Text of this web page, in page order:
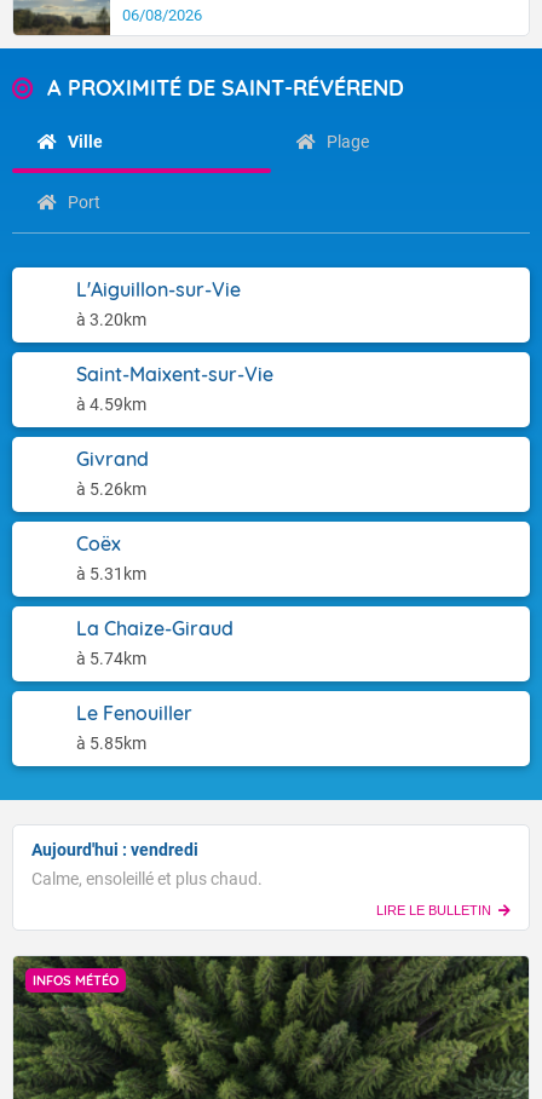
06/08/2026
A PROXIMITÉ DE SAINT-RÉVÉREND
Ville Plage
Port
L'Aiguillon-sur-Vie
à 3.20km
Saint-Maixent-sur-Vie
à 4.59km
Givrand
à 5.26km
Coëx
à 5.31km
La Chaize-Giraud
à 5.74km
Le Fenouiller
à 5.85km
Aujourd'hui : vendredi
Calme, ensoleillé et plus chaud.
LIRE LE BULLETIN
INFOS MÉTÉO